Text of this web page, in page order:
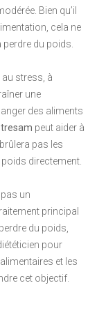
Bien qu’il
cela ne
perdre du poids.
stress, à
une
des aliments
peut aider à
pas les
directement.
pas un
principal
du poids,
pour
et les
cet objectif.